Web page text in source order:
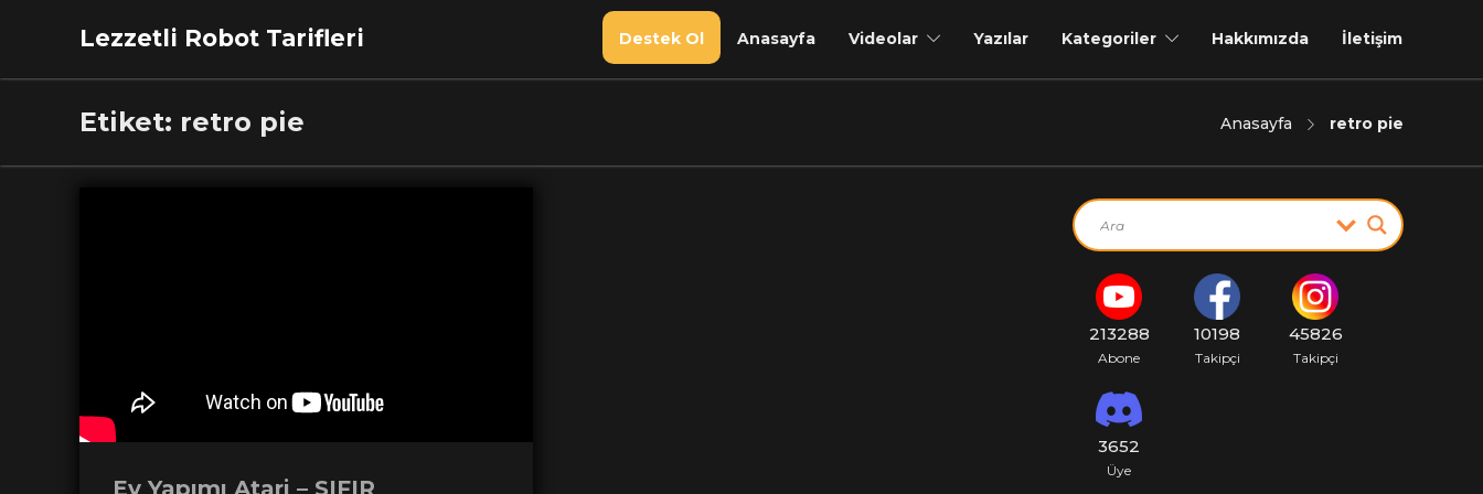
Lezzetli Robot Tarifleri Destek Ol Anasayfa Videolar Yazılar Kategoriler Hakkımızda İletişim
Etiket: retro pie Anasayfa retro pie
Ev Yapımı Atari – SIFIR
213288
Abone
10198
Takipçi
45826
Takipçi
3652
Üye